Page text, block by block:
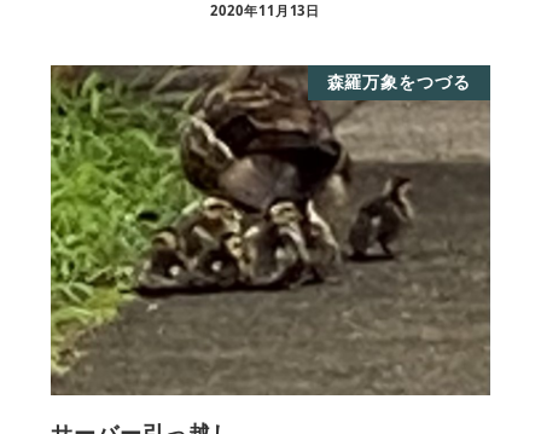
2020年11月13日
森羅万象をつづる